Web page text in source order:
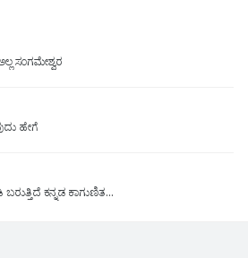
ಸಂಗಮೇಶ್ವರ
ಹೇಗೆ
ಕನ್ನಡ ಕಾಗುಣಿತ...